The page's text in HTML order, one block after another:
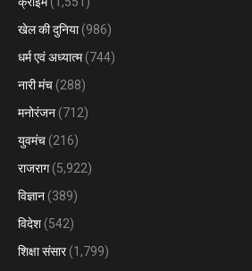
खेल की दुनिया(986)
धर्म एवं अध्यात्म(744)
नारी मंच (288)
मनोरंजन (712)
युवमंच (216)
राजराग(5,922)
विज्ञान (389)
विदेश (542)
शिक्षा संसार(1,799)